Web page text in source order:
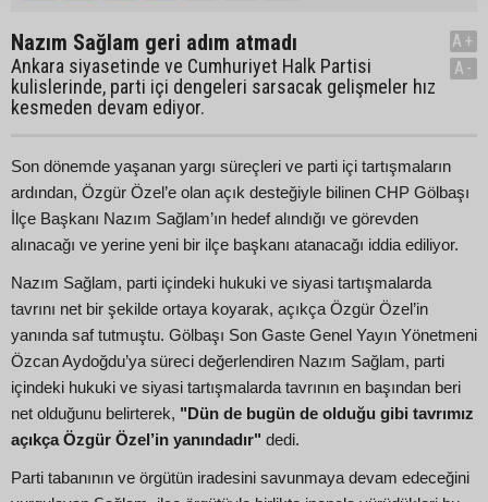
Nazım Sağlam geri adım atmadı
Ankara siyasetinde ve Cumhuriyet Halk Partisi
kulislerinde, parti içi dengeleri sarsacak gelişmeler hız
kesmeden devam ediyor.
A+
A-
Son dönemde yaşanan yargı süreçleri ve parti içi tartışmaların
ardından, Özgür Özel’e olan açık desteğiyle bilinen CHP Gölbaşı
İlçe Başkanı Nazım Sağlam’ın hedef alındığı ve görevden
alınacağı ve yerine yeni bir ilçe başkanı atanacağı iddia ediliyor.
Nazım Sağlam, parti içindeki hukuki ve siyasi tartışmalarda
tavrını net bir şekilde ortaya koyarak, açıkça Özgür Özel’in
yanında saf tutmuştu. Gölbaşı Son Gaste Genel Yayın Yönetmeni
Özcan Aydoğdu’ya süreci değerlendiren Nazım Sağlam, parti
içindeki hukuki ve siyasi tartışmalarda tavrının en başından beri
net olduğunu belirterek, "Dün de bugün de olduğu gibi tavrımız
açıkça Özgür Özel’in yanındadır" dedi.
Parti tabanının ve örgütün iradesini savunmaya devam edeceğini